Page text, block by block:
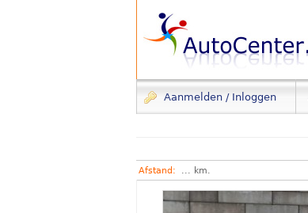
Aanmelden / Inloggen
Afstand: ... km.